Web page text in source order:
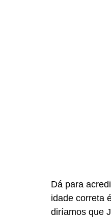
Dá para
idade correta
diríamos que